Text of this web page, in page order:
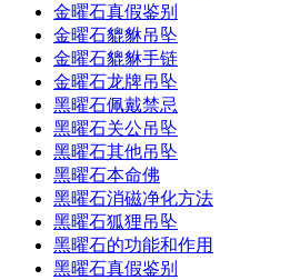
金曜石真假鉴别
金曜石貔貅吊坠
金曜石貔貅手链
金曜石龙牌吊坠
黑曜石佩戴禁忌
黑曜石关公吊坠
黑曜石其他吊坠
黑曜石本命佛
黑曜石消磁净化方法
黑曜石狐狸吊坠
黑曜石的功能和作用
黑曜石真假鉴别